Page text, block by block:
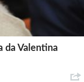
da Valentina